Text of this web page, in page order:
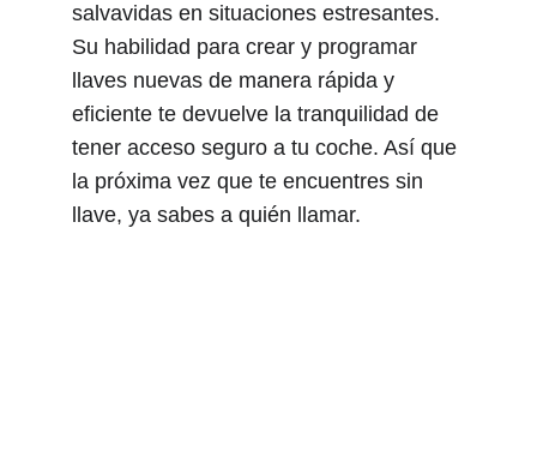
salvavidas en situaciones estresantes.
Su habilidad para crear y programar
llaves nuevas de manera rápida y
eficiente te devuelve la tranquilidad de
tener acceso seguro a tu coche. Así que
la próxima vez que te encuentres sin
llave, ya sabes a quién llamar.